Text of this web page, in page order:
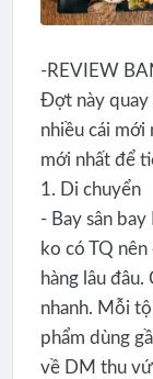
-REVIEW
Đợt này quay
nhiều cái
mới nhất để
1. Di chuyển
- Bay sân bay
ko có TQ
hàng lâu
nhanh. Mỗi
phẩm dùng
về DM thu